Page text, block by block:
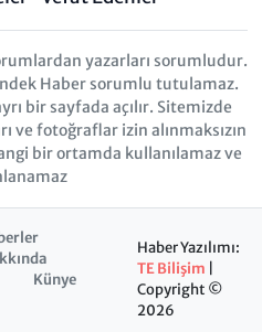
yazarları sorumludur.
Haber sorumlu tutulamaz.
bir sayfada açılır. Sitemizde
ve fotoğraflar izin alınmaksızın
bir ortamda kullanılamaz ve
Künye
Haber Yazılımı:
TE Bilişim
Copyright ©
2026